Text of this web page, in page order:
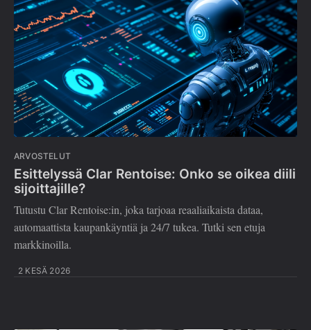
ARVOSTELUT
Esittelyssä Clar Rentoise: Onko se oikea diili
sijoittajille?
Tutustu Clar Rentoise:in, joka tarjoaa reaaliaikaista dataa,
automaattista kaupankäyntiä ja 24/7 tukea. Tutki sen etuja
markkinoilla.
2 KESÄ 2026